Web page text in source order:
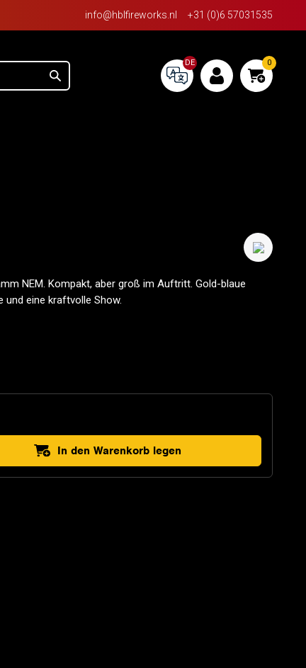
info@hblfireworks.nl +31 (0)6 57031535
DE 0
NEM. Kompakt, aber groß im Auftritt. Gold-blaue
und eine kraftvolle Show.
In den Warenkorb legen